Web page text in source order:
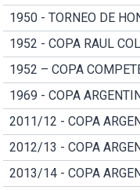
1950 - TORNEO DE
1952 - COPA RAUL
1952 – COPA
1969 - COPA
2011/12 - COPA
2012/13 - COPA
2013/14 - COPA